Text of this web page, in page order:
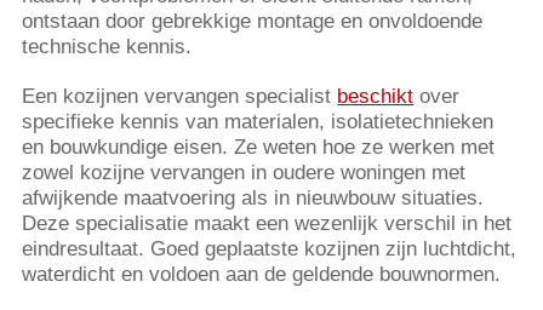
ontstaan door gebrekkige montage en onvoldoende
technische kennis.
Een kozijnen vervangen specialist beschikt over
specifieke kennis van materialen, isolatietechnieken
en bouwkundige eisen. Ze weten hoe ze werken met
zowel kozijne vervangen in oudere woningen met
afwijkende maatvoering als in nieuwbouw situaties.
Deze specialisatie maakt een wezenlijk verschil in het
eindresultaat. Goed geplaatste kozijnen zijn luchtdicht,
waterdicht en voldoen aan de geldende bouwnormen.